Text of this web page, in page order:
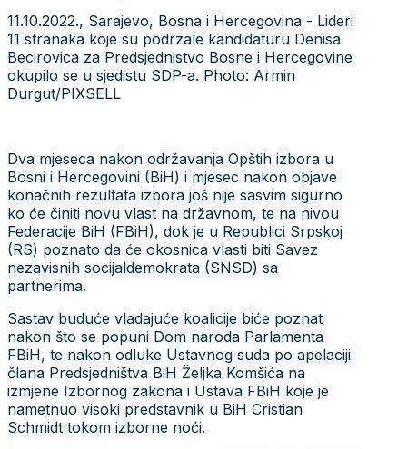
11.10.2022., Sarajevo, Bosna i Hercegovina - Lideri
11 stranaka koje su podrzale kandidaturu Denisa
Becirovica za Predsjednistvo Bosne i Hercegovine
okupilo se u sjedistu SDP-a. Photo: Armin
Durgut/PIXSELL
Dva mjeseca nakon održavanja Opštih izbora u
Bosni i Hercegovini (BiH) i mjesec nakon objave
konačnih rezultata izbora još nije sasvim sigurno
ko će činiti novu vlast na državnom, te na nivou
Federacije BiH (FBiH), dok je u Republici Srpskoj
(RS) poznato da će okosnica vlasti biti Savez
nezavisnih socijaldemokrata (SNSD) sa
partnerima.
Sastav buduće vladajuće koalicije biće poznat
nakon što se popuni Dom naroda Parlamenta
FBiH, te nakon odluke Ustavnog suda po apelaciji
člana Predsjedništva BiH Željka Komšića na
izmjene Izbornog zakona i Ustava FBiH koje je
nametnuo visoki predstavnik u BiH Cristian
Schmidt tokom izborne noći.